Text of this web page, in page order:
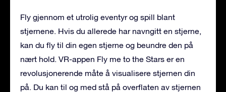
Fly gjennom et utrolig eventyr og spill blant
stjernene. Hvis du allerede har navngitt en stjerne,
kan du fly til din egen stjerne og beundre den på
nært hold. VR-appen Fly me to the Stars er en
revolusjonerende måte å visualisere stjernen din
på. Du kan til og med stå på overflaten av stjernen